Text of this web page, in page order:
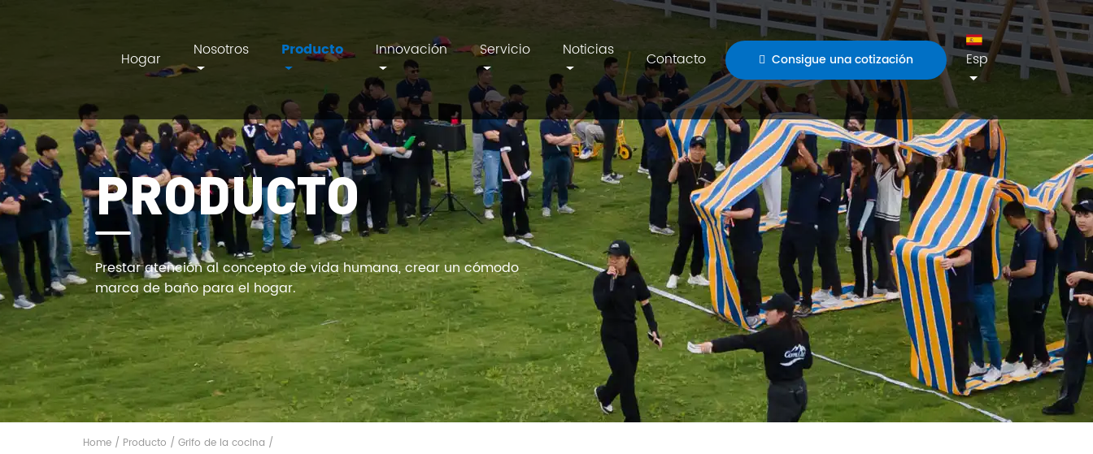
AIM
Hogar Nosotros Producto Innovación Servicio Noticias Contacto Consigue una cotización Esp
PRODUCTO
Prestar atención al concepto de vida humana, crear un cómodo
marca de baño para el hogar.
Home / Producto / Grifo de la cocina /